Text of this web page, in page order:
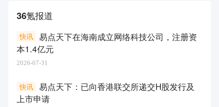
36氪报道
易点天下在海南成立网络科技公司，注册资
本1.4亿元
快讯
2026-07-31
易点天下：已向香港联交所递交H股发行及
上市申请
快讯